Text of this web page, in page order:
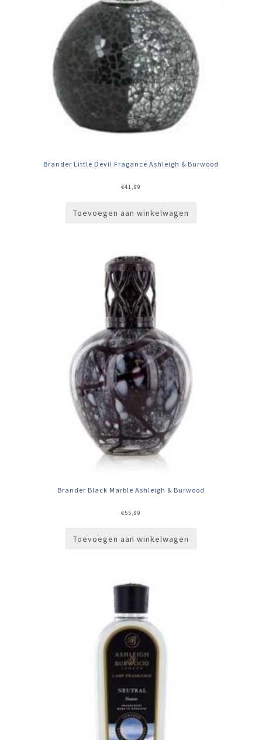
Brander Little Devil Fragance Ashleigh & Burwood
€41,99
Toevoegen aan winkelwagen
Brander Black Marble Ashleigh & Burwood
€55,99
Toevoegen aan winkelwagen